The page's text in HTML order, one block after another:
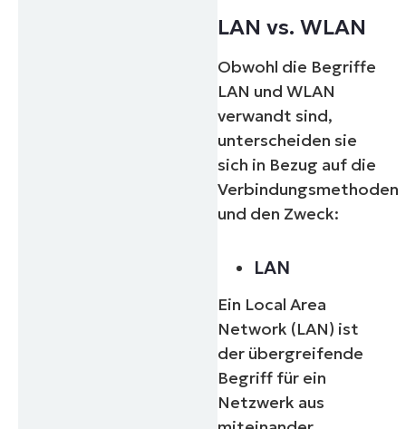
LAN vs. WLAN
Obwohl die Begriffe
LAN und WLAN
verwandt sind,
unterscheiden sie
sich in Bezug auf die
Verbindungsmethoden
und den Zweck:
LAN
Ein Local Area
Network (LAN) ist
der übergreifende
Begriff für ein
Netzwerk aus